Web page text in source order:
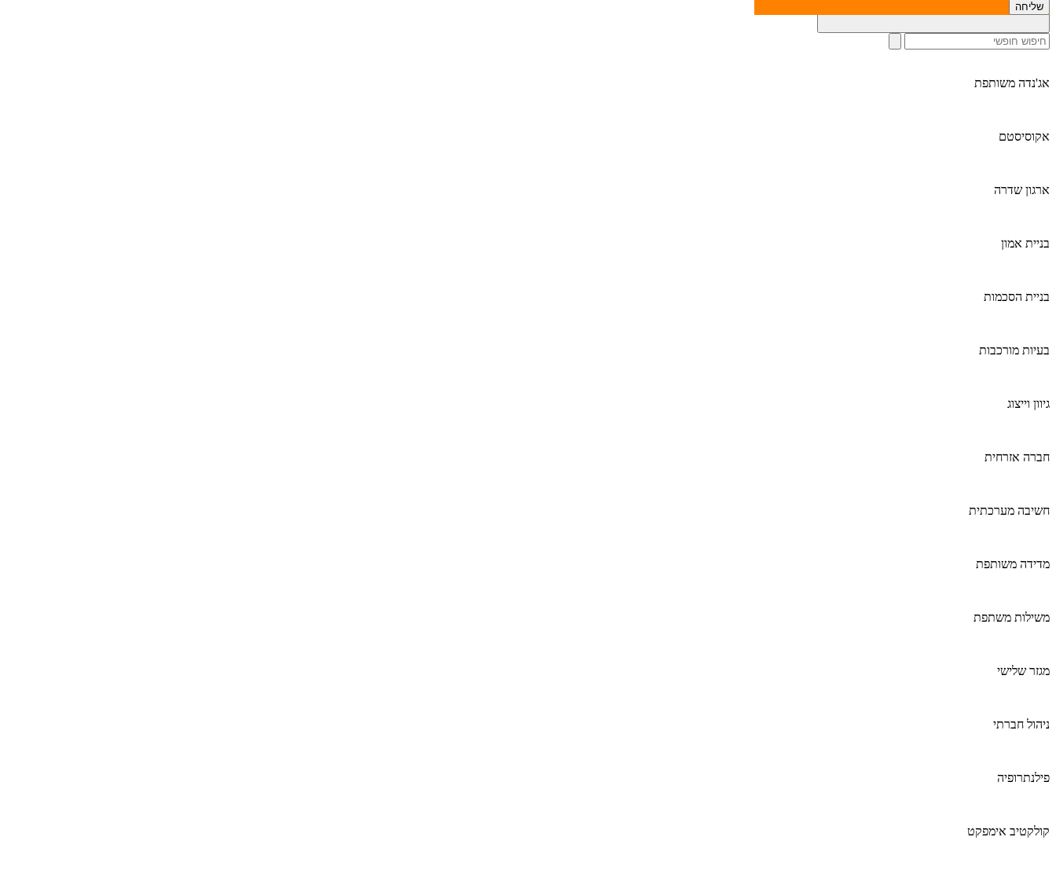
אג'נדה משותפת
אקוסיסטם
ארגון שדרה
בניית אמון
בניית הסכמות
בעיות מורכבות
גיוון וייצוג
חברה אזרחית
חשיבה מערכתית
מדידה משותפת
משילות משתפת
מגזר שלישי
ניהול חברתי
פילנתרופיה
קולקטיב אימפקט